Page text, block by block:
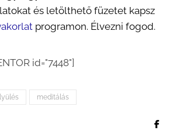
és letölthető füzetet kapsz
programon. Élvezni fogod.
id="7448"]
meditálás